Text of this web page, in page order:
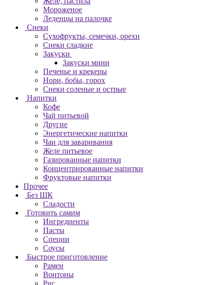
Мороженое
Леденцы на палочке
Снеки
Сухофрукты, семечки, орехи
Снеки сладкие
Закуски
Закуски мини
Печенье и крекеры
Нори, бобы, горох
Снеки соленые и острые
Напитки
Кофе
Чай питьевой
Другие
Энергетические напитки
Чаи для заваривания
Желе питьевое
Газированные напитки
Концентрированные напитки
Фруктовые напитки
Прочее
Без ШК
Сладости
Готовить самим
Ингредиенты
Пасты
Специи
Соусы
Быстрое приготовление
Рамен
Вонтоны
Рис